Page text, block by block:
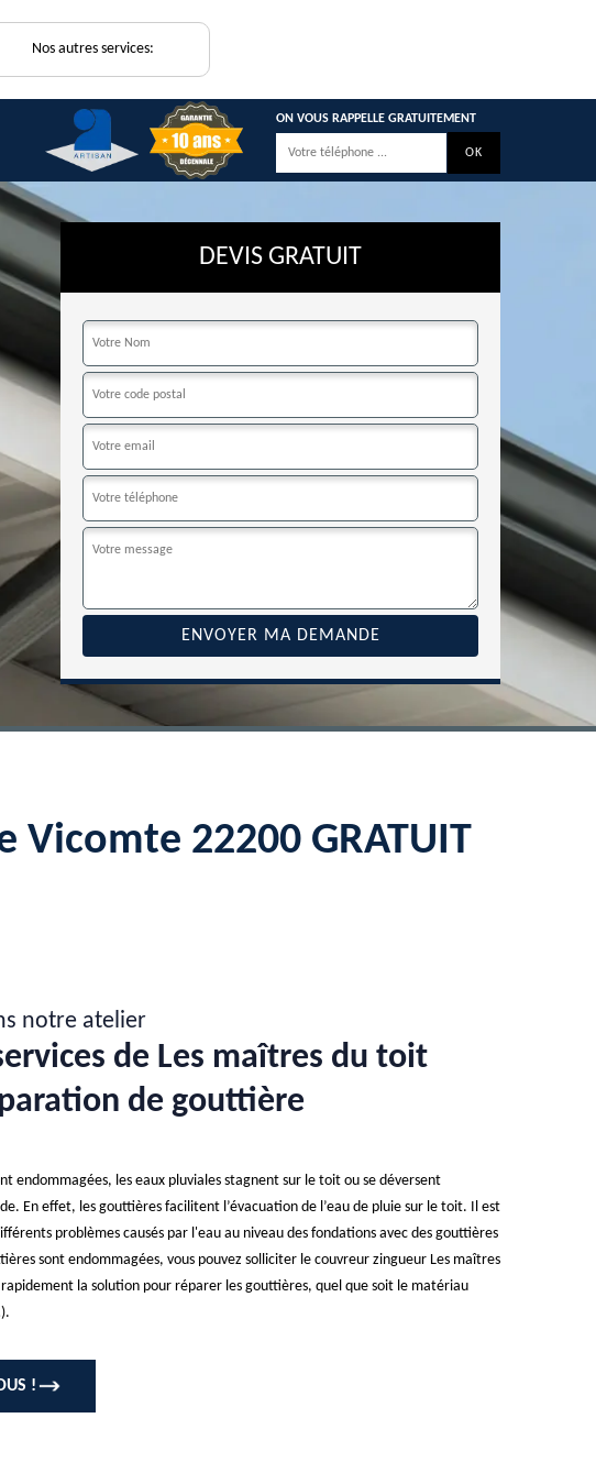
Nos autres services:
ON VOUS RAPPELLE GRATUITEMENT
DEVIS GRATUIT
22200 GRATUIT
notre atelier
de Les maîtres du toit
de gouttière
endommagées, les eaux pluviales stagnent sur le toit ou se déversent
En effet, les gouttières facilitent l’évacuation de l’eau de pluie sur le toit. Il est
problèmes causés par l'eau au niveau des fondations avec des gouttières
sont endommagées, vous pouvez solliciter le couvreur zingueur Les maîtres
la solution pour réparer les gouttières, quel que soit le matériau
!